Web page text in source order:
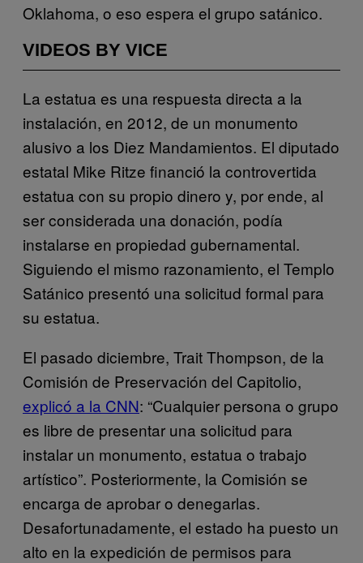
Oklahoma, o eso espera el grupo satánico.
VIDEOS BY VICE
La estatua es una respuesta directa a la
instalación, en 2012, de un monumento
alusivo a los Diez Mandamientos. El diputado
estatal Mike Ritze financió la controvertida
estatua con su propio dinero y, por ende, al
ser considerada una donación, podía
instalarse en propiedad gubernamental.
Siguiendo el mismo razonamiento, el Templo
Satánico presentó una solicitud formal para
su estatua.
El pasado diciembre, Trait Thompson, de la
Comisión de Preservación del Capitolio,
explicó a la CNN: “Cualquier persona o grupo
es libre de presentar una solicitud para
instalar un monumento, estatua o trabajo
artístico”. Posteriormente, la Comisión se
encarga de aprobar o denegarlas.
Desafortunadamente, el estado ha puesto un
alto en la expedición de permisos para